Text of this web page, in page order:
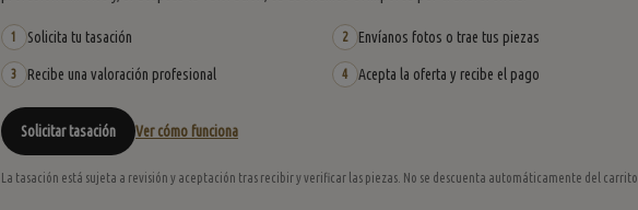
1 Solicita tu tasación 2 Envíanos fotos o trae tus piezas
3 Recibe una valoración profesional 4 Acepta la oferta y recibe el pago
Solicitar tasación Ver cómo funciona
La tasación está sujeta a revisión y aceptación tras recibir y verificar las piezas. No se descuenta automáticamente del carrito.